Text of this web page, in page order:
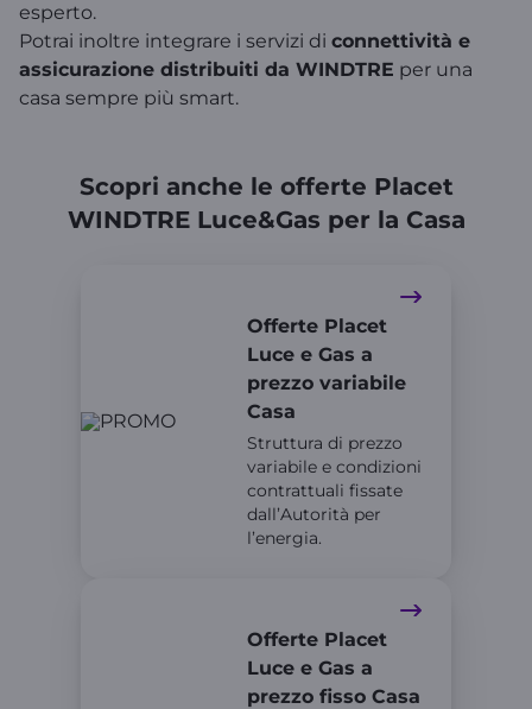
esperto.​
Potrai inoltre integrare i servizi di connettività e
assicurazione distribuiti da WINDTRE per una
casa sempre più smart.
Scopri anche le offerte Placet
WINDTRE Luce&Gas per la Casa​
Offerte Placet
Luce e Gas a
prezzo variabile
Casa
Struttura di prezzo
variabile e condizioni
contrattuali fissate
dall’Autorità per
l’energia.
Offerte Placet
Luce e Gas a
prezzo fisso Casa